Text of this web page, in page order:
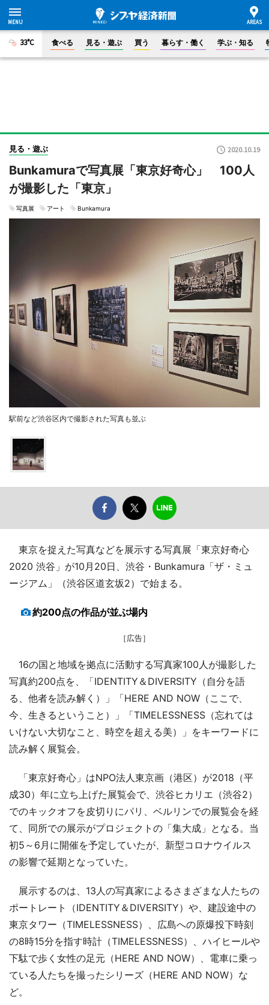
33°C 食べる 見る・遊ぶ 買う 暮らす・働く 学ぶ・知る
見る・遊ぶ 2020.10.19
Bunkamuraで写真展「東京好奇心」 100人
が撮影した「東京」
写真展 アート Bunkamura
駅前など渋谷区内で撮影された写真も並ぶ
東京を捉えた写真などを展示する写真展「東京好奇心
2020 渋谷」が10月20日、渋谷・Bunkamura「ザ・ミュ
ージアム」（渋谷区道玄坂2）で始まる。
約200点の作品が並ぶ場内
［広告］
16の国と地域を拠点に活動する写真家100人が撮影した
写真約200点を、「IDENTITY＆DIVERSITY（自分を語
る、他者を読み解く）」「HERE AND NOW（ここで、
今、生きるということ）」「TIMELESSNESS（忘れては
いけない大切なこと、時空を超える美）」をキーワードに
読み解く展覧会。
「東京好奇心」はNPO法人東京画（港区）が2018（平
成30）年に立ち上げた展覧会で、渋谷ヒカリエ（渋谷2）
でのキックオフを皮切りにパリ、ベルリンでの展覧会を経
て、同所での展示がプロジェクトの「集大成」となる。当
初5～6月に開催を予定していたが、新型コロナウイルス
の影響で延期となっていた。
展示するのは、13人の写真家によるさまざまな人たちの
ポートレート（IDENTITY＆DIVERSITY）や、建設途中の
東京タワー（TIMELESSNESS）、広島への原爆投下時刻
の8時15分を指す時計（TIMELESSNESS）、ハイヒールや
下駄で歩く女性の足元（HERE AND NOW）、電車に乗っ
ている人たちを撮ったシリーズ（HERE AND NOW）な
ど。